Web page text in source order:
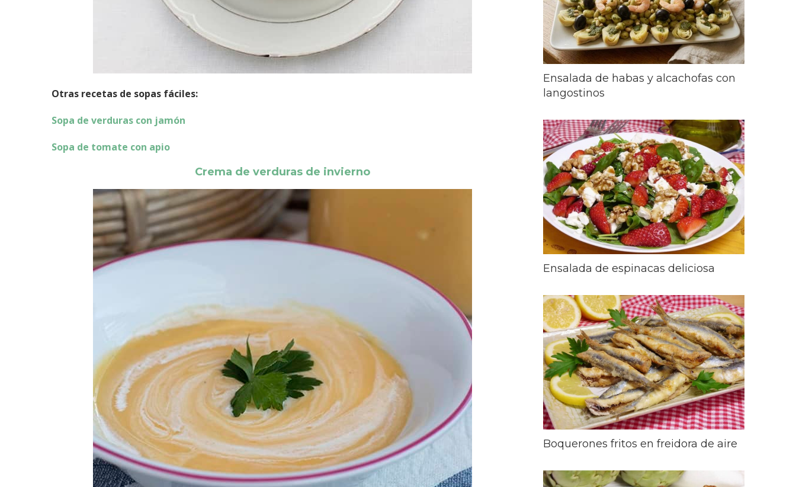
Otras recetas de sopas fáciles:
Sopa de verduras con jamón
Sopa de tomate con apio
Crema de verduras de invierno
Ensalada de habas y alcachofas con
langostinos
Ensalada de espinacas deliciosa
Boquerones fritos en freidora de aire